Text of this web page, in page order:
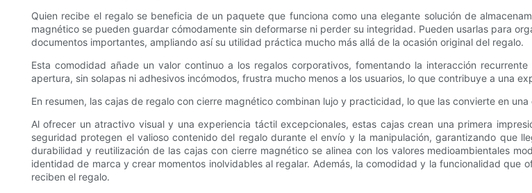
Quien recibe el regalo se beneficia de un paquete que funciona como una elegante solución de
magnético se pueden guardar cómodamente sin deformarse ni perder su integridad. Pueden usarlas para
documentos importantes, ampliando así su utilidad práctica mucho más allá de la ocasión original del regalo.
Esta comodidad añade un valor continuo a los regalos corporativos, fomentando la interacción
apertura, sin solapas ni adhesivos incómodos, frustra mucho menos a los usuarios, lo que contribuye a una
En resumen, las cajas de regalo con cierre magnético combinan lujo y practicidad, lo que las convierte en
Al ofrecer un atractivo visual y una experiencia táctil excepcionales, estas cajas crean una primera
seguridad protegen el valioso contenido del regalo durante el envío y la manipulación, garantizando que
durabilidad y reutilización de las cajas con cierre magnético se alinea con los valores medioambientales
identidad de marca y crear momentos inolvidables al regalar. Además, la comodidad y la funcionalidad que
reciben el regalo.